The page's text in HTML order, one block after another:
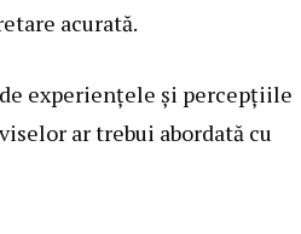
acurată.
experiențele și percepțiile
ar trebui abordată cu